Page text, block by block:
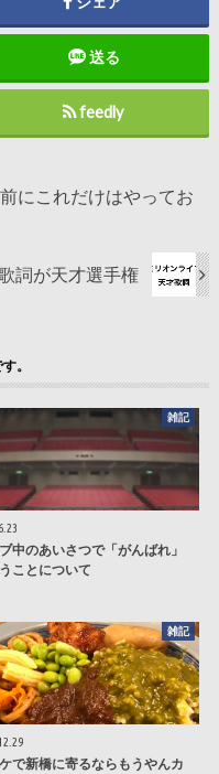
送る
feedly
にこれだけはやってお
詞が天才選手権
。
雑記
中のあいさつで「がんばれ」
ことについて
雑記
で新橋に寄るならもうやんカ